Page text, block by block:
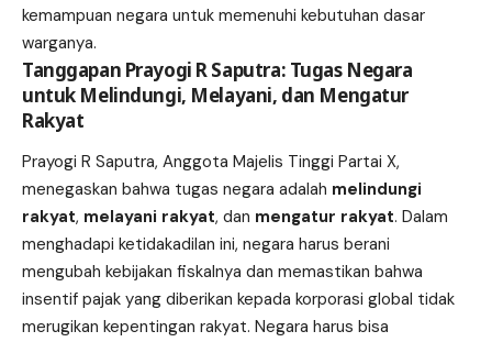
kemampuan negara untuk memenuhi kebutuhan dasar
warganya.
Tanggapan Prayogi R Saputra: Tugas Negara
untuk Melindungi, Melayani, dan Mengatur
Rakyat
Prayogi R Saputra, Anggota Majelis Tinggi Partai X,
menegaskan bahwa tugas negara adalah melindungi
rakyat, melayani rakyat, dan mengatur rakyat. Dalam
menghadapi ketidakadilan ini, negara harus berani
mengubah kebijakan fiskalnya dan memastikan bahwa
insentif pajak yang diberikan kepada korporasi global tidak
merugikan kepentingan rakyat. Negara harus bisa